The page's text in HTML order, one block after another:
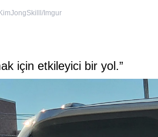
KimJongSkilll/Imgur
için etkileyici bir yol.”